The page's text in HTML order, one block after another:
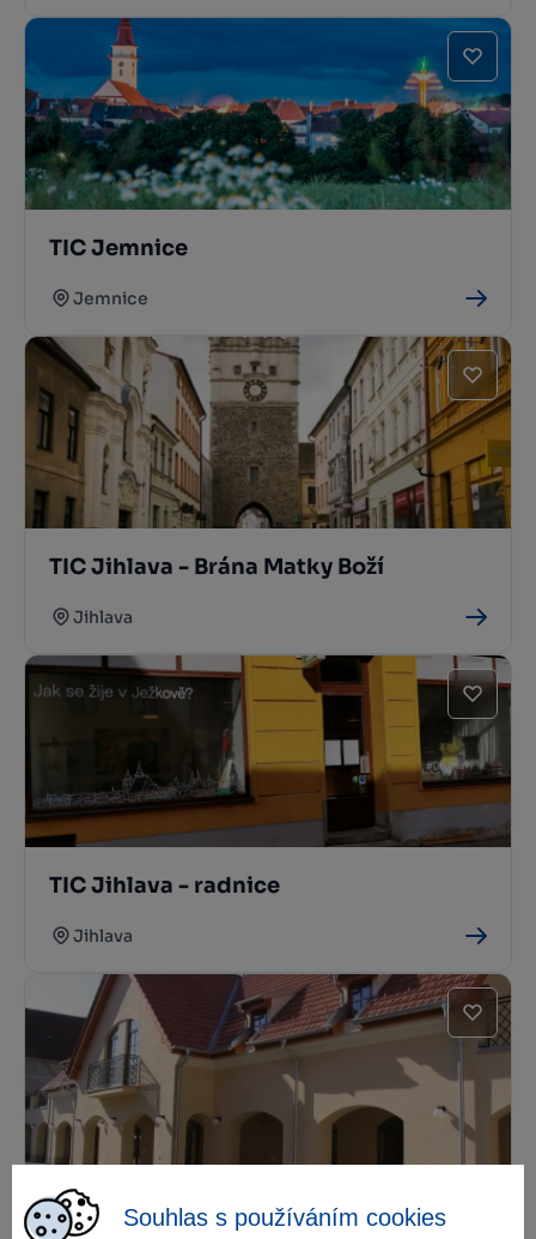
Souhlas s používáním cookies
TIC Jemnice
Jemnice
TIC Jihlava - Brána Matky Boží
Jihlava
TIC Jihlava - radnice
Jihlava
TIC Moravské Budějovice